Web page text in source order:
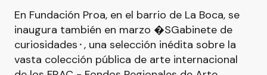
En Fundación Proa, en el barrio de La Boca, se
inaugura también en marzo �SGabinete de
curiosidades⬝, una selección inédita sobre la
vasta colección pública de arte internacional